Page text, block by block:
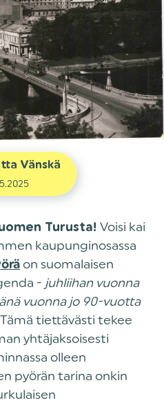
Vänskä
Turusta! Voisi kai
kaupunginosassa
on suomalaisen
- juhliihan vuonna
vuonna jo 90-vuotta
Tämä tiettävästi tekee
yhtäjaksoisesti
olleen
pyörän tarina onkin